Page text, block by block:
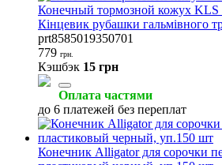
Конечный тормозной кожух KLS
Кінцевик рубашки гальмівного
prt8585019350701
779 грн.
Кэшбэк 15 грн
Оплата частями
до 6 платежей без переплат
Конечник Alligator для сорочки